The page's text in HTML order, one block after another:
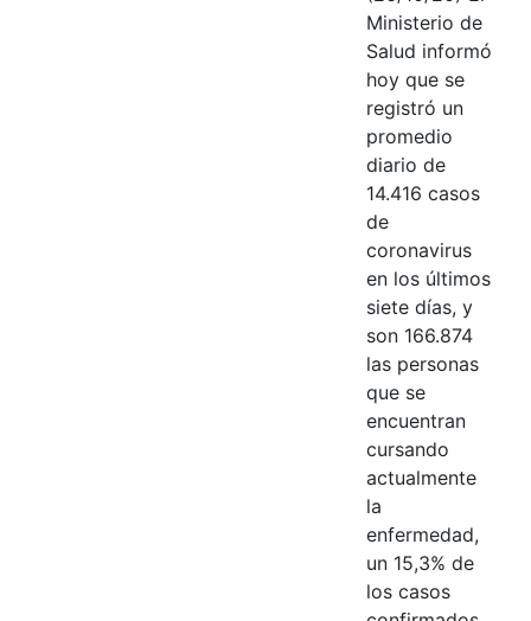
Ministerio de
Salud informó
hoy que se
registró un
promedio
diario de
14.416 casos
de
coronavirus
en los últimos
siete días, y
son 166.874
las personas
que se
encuentran
cursando
actualmente
la
enfermedad,
un 15,3% de
los casos